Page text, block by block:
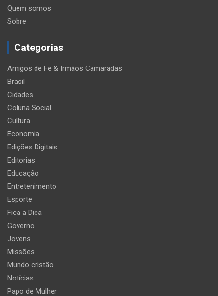
Quem somos
Sobre
Categorias
Amigos de Fé & Irmãos Camaradas
Brasil
Cidades
Coluna Social
Cultura
Economia
Edições Digitais
Editorias
Educação
Entretenimento
Esporte
Fica a Dica
Governo
Jovens
Missões
Mundo cristão
Notícias
Papo de Mulher